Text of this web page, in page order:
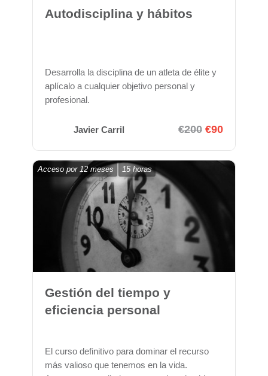
Autodisciplina y hábitos
Desarrolla la disciplina de un atleta de élite y
aplícalo a cualquier objetivo personal y
profesional.
Javier Carril €200 €90
Acceso por 12 meses 15 horas
Gestión del tiempo y
eficiencia personal
El curso definitivo para dominar el recurso
más valioso que tenemos en la vida.